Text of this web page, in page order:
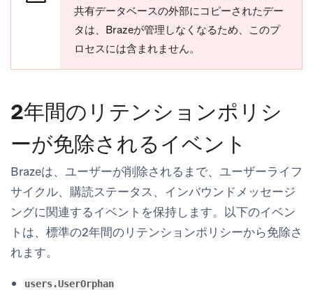
共有データベースの外部にコピーされたデー
タは、Brazeが管理しなくなるため、このプ
ロセスには含まれません。
2年間のリテンションポリシ
ーが免除されるイベント
Brazeは、ユーザーが削除されるまで、ユーザーライフ
サイクル、購読ステータス、インバウンドメッセージ
ングに関連するイベントを保持します。以下のイベン
トは、標準の2年間のリテンションポリシーから免除さ
れます。
users.UserOrphan